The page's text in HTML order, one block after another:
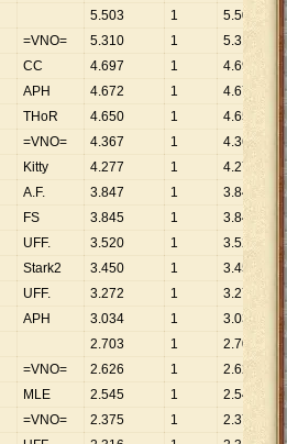
5.503 1 5.503
=VNO= 5.310 1 5.310
CC 4.697 1 4.697
APH 4.672 1 4.672
THoR 4.650 1 4.650
=VNO= 4.367 1 4.367
Kitty 4.277 1 4.277
A.F. 3.847 1 3.847
FS 3.845 1 3.845
UFF. 3.520 1 3.520
Stark2 3.450 1 3.450
UFF. 3.272 1 3.272
APH 3.034 1 3.034
2.703 1 2.703
=VNO= 2.626 1 2.626
MLE 2.545 1 2.545
=VNO= 2.375 1 2.375